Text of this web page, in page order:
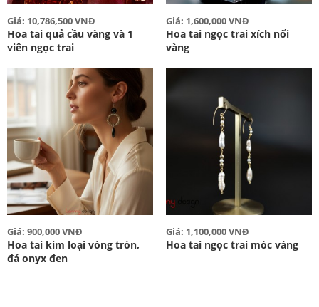
Giá: 10,786,500 VNĐ
Hoa tai quả cầu vàng và 1
viên ngọc trai
Giá: 1,600,000 VNĐ
Hoa tai ngọc trai xích nối
vàng
Giá: 900,000 VNĐ
Hoa tai kim loại vòng tròn,
đá onyx đen
Giá: 1,100,000 VNĐ
Hoa tai ngọc trai móc vàng